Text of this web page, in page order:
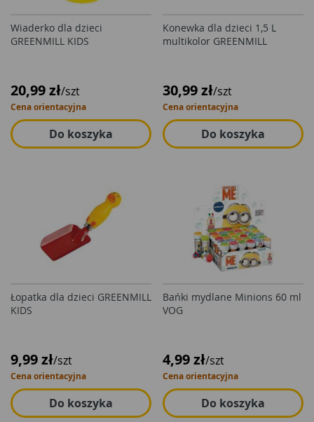
Wiaderko dla dzieci
GREENMILL KIDS
20,99 zł/szt
Cena orientacyjna
Do koszyka
Konewka dla dzieci 1,5 L
multikolor GREENMILL
30,99 zł/szt
Cena orientacyjna
Do koszyka
Łopatka dla dzieci GREENMILL
KIDS
9,99 zł/szt
Cena orientacyjna
Do koszyka
Bańki mydlane Minions 60 ml
VOG
4,99 zł/szt
Cena orientacyjna
Do koszyka